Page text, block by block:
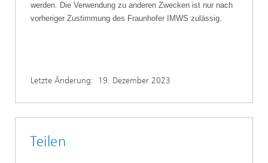
werden. Die Verwendung zu anderen Zwecken ist nur nach
vorheriger Zustimmung des Fraunhofer IMWS zulässig.
Letzte Änderung: 19. Dezember 2023
Teilen